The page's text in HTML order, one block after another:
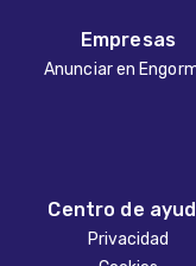
Empresas
Anunciar en
Centro de
Privacidad